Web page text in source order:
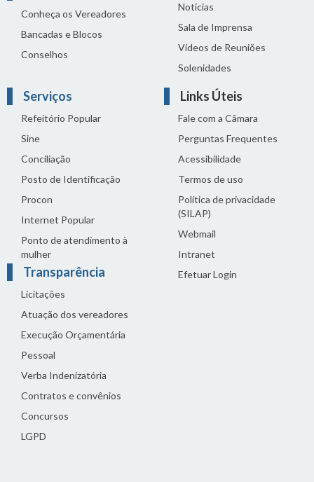
Conheça os Vereadores
Bancadas e Blocos
Conselhos
Notícias
Sala de Imprensa
Vídeos de Reuniões
Solenidades
Serviços
Refeitório Popular
Sine
Conciliação
Posto de Identificação
Procon
Internet Popular
Ponto de atendimento à
mulher
Transparência
Licitações
Atuação dos vereadores
Execução Orçamentária
Pessoal
Verba Indenizatória
Contratos e convênios
Concursos
LGPD
Links Úteis
Fale com a Câmara
Perguntas Frequentes
Acessibilidade
Termos de uso
Política de privacidade
(SILAP)
Webmail
Intranet
Efetuar Login